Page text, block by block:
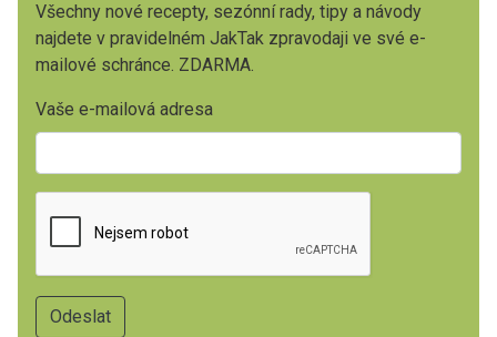
Všechny nové recepty, sezónní rady, tipy a návody
najdete v pravidelném JakTak zpravodaji ve své e-
mailové schránce. ZDARMA.
Vaše e-mailová adresa